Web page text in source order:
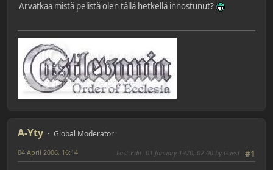
Arvatkaa mistä pelistä olen tällä hetkellä innostunut?
A-Yty Global Moderator
#1
04 April 2006, 16:14 Last Edit: 01 January 1970, 02:00 by Guest